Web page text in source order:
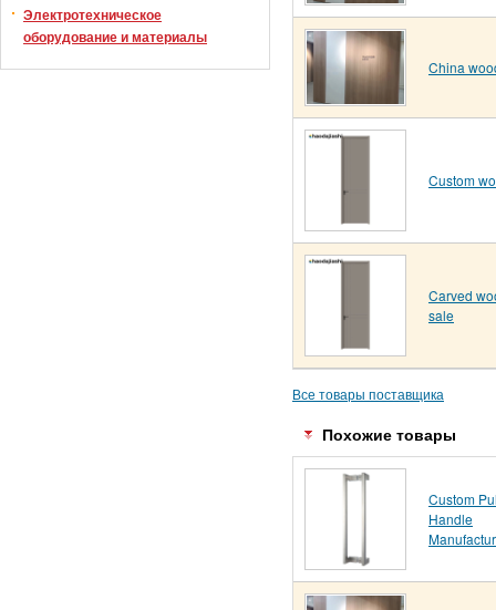
Электротехническое
оборудование и материалы
China
Custom
Carved
sale
Все товары поставщика
Похожие товары
Custom
Handle